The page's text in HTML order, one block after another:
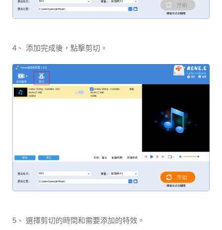
4、 添加完成後，點擊剪切。
5、 選擇剪切的時間和需要添加的特效。